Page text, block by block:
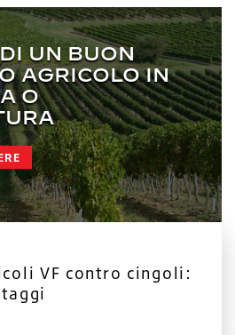
UN BUON
AGRICOLO IN
O
VF contro cingoli: